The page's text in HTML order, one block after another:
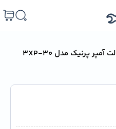
ترانس اتوماتیک سه فاز 30000 ولت آمپر پرنیک مدل 3XP-30